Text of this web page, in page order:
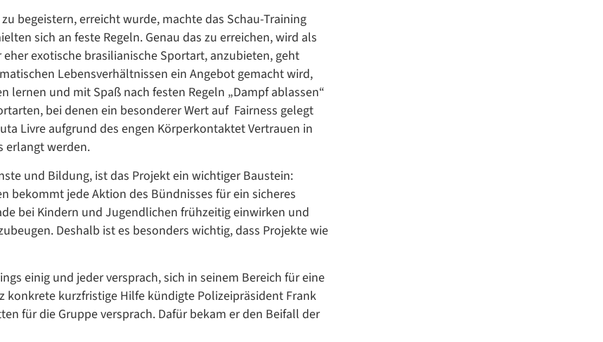
begeistern, erreicht wurde, machte das Schau-Training
sich an feste Regeln. Genau das zu erreichen, wird als
exotische brasilianische Sportart, anzubieten, geht
Lebensverhältnissen ein Angebot gemacht wird,
lernen und mit Spaß nach festen Regeln „Dampf ablassen“
bei denen ein besonderer Wert auf Fairness gelegt
Livre aufgrund des engen Körperkontaktet Vertrauen in
erlangt werden.
und Bildung, ist das Projekt ein wichtiger Baustein:
bekommt jede Aktion des Bündnisses für ein sicheres
bei Kindern und Jugendlichen frühzeitig einwirken und
Deshalb ist es besonders wichtig, dass Projekte wie
einig und jeder versprach, sich in seinem Bereich für eine
konkrete kurzfristige Hilfe kündigte Polizeipräsident Frank
für die Gruppe versprach. Dafür bekam er den Beifall der